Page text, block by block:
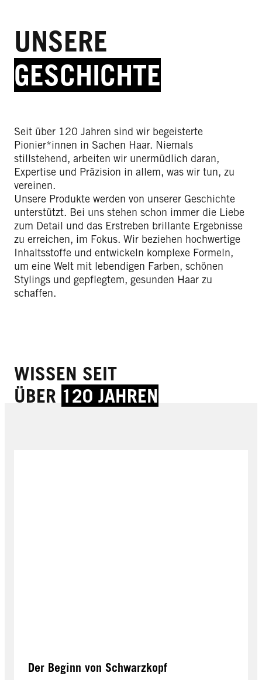
UNSERE
GESCHICHTE
Seit über 120 Jahren sind wir begeisterte
Pionier*innen in Sachen Haar. Niemals
stillstehend, arbeiten wir unermüdlich daran,
Expertise und Präzision in allem, was wir tun, zu
vereinen.
Unsere Produkte werden von unserer Geschichte
unterstützt. Bei uns stehen schon immer die Liebe
zum Detail und das Erstreben brillante Ergebnisse
zu erreichen, im Fokus. Wir beziehen hochwertige
Inhaltsstoffe und entwickeln komplexe Formeln,
um eine Welt mit lebendigen Farben, schönen
Stylings und gepflegtem, gesunden Haar zu
schaffen.
WISSEN SEIT
ÜBER 120 JAHREN
Der Beginn von Schwarzkopf